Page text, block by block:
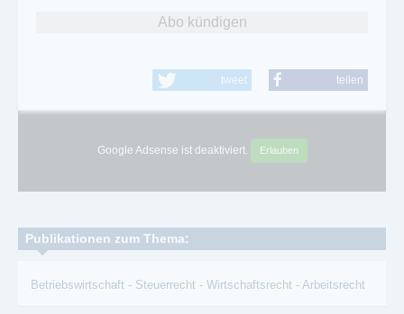
Abo kündigen
tweet teilen
Google Adsense ist deaktiviert. Erlauben
Publikationen zum Thema:
Betriebswirtschaft - Steuerrecht - Wirtschaftsrecht - Arbeitsrecht